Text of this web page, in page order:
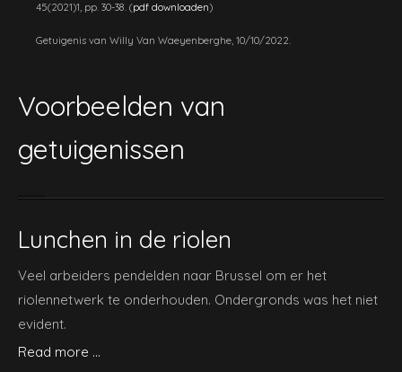
45(2021)1, pp. 30-38. (pdf downloaden)
Getuigenis van Willy Van Waeyenberghe, 10/10/2022.
Voorbeelden van
getuigenissen
Lunchen in de riolen
Veel arbeiders pendelden naar Brussel om er het
riolennetwerk te onderhouden. Ondergronds was het niet
evident.
Read more ...